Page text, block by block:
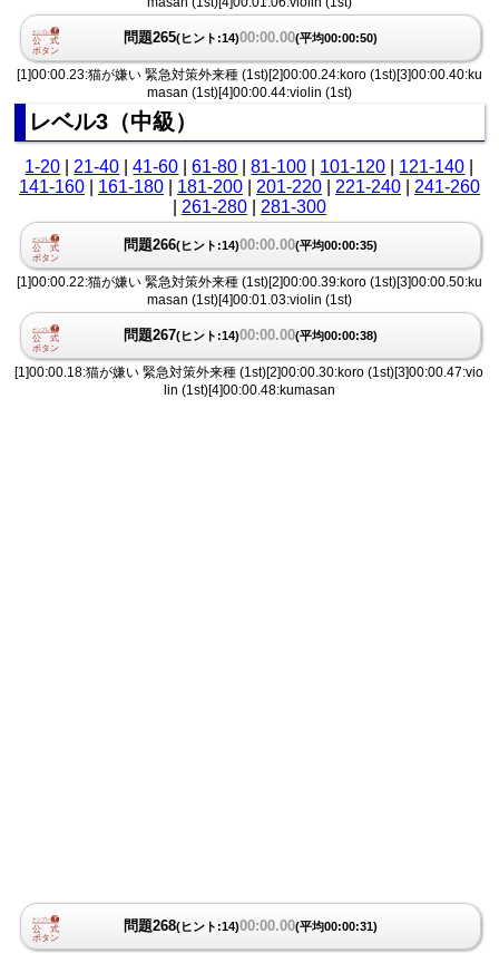
問題265(ヒント:14)00:00.00(平均00:00:50)
[1]00:00.23:猫が嫌い 緊急対策外来種 (1st)[2]00:00.24:koro (1st)[3]00:00.40:ku
masan (1st)[4]00:00.44:violin (1st)
レベル3（中級）
1-20 21-40 |41-60 |61-80 |81-100 101-120 121-140
141-160| 161-180| 181-200| 201-220| 221-240| 241-260
261-280| 281-300
問題266(ヒント:14)00:00.00(平均00:00:35)
[1]00:00.22:猫が嫌い 緊急対策外来種 (1st)[2]00:00.39:koro (1st)[3]00:00.50:ku
masan (1st)[4]00:01.03:violin (1st)
問題267(ヒント:14)00:00.00(平均00:00:38)
[1]00:00.18:猫が嫌い 緊急対策外来種 (1st)[2]00:00.30:koro (1st)[3]00:00.47:vio
lin (1st)[4]00:00.48:kumasan
問題268(ヒント:14)00:00.00(平均00:00:31)